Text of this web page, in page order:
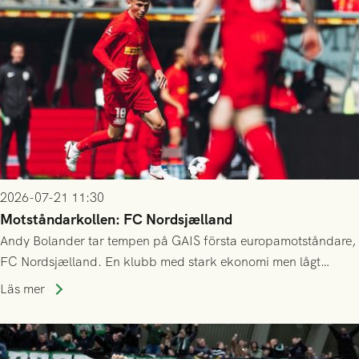
2026-07-21 11:30
Motståndarkollen: FC Nordsjælland
Andy Bolander tar tempen på GAIS första europamotståndare,
FC Nordsjælland. En klubb med stark ekonomi men lågt
publiksnitt, ett lag med både kollektiv styrka och individuell
Läs mer